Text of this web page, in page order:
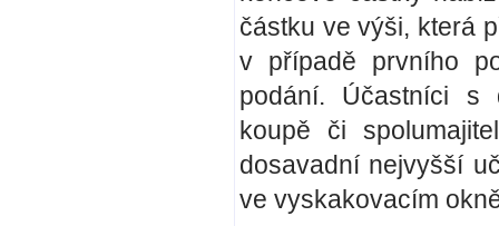
částku ve výši, která
v případě prvního
podání. Účastníci s
koupě či
dosavadní nejvyšší
ve vyskakovacím